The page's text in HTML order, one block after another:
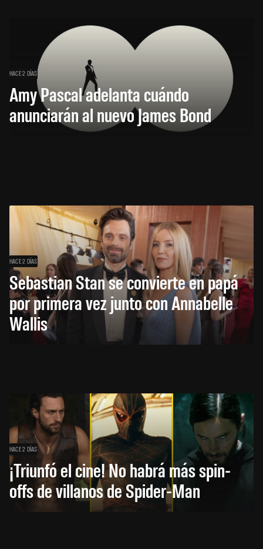
HACE 2 DÍAS
Amy Pascal adelanta cuándo
anunciarán al nuevo James Bond
HACE 2 DÍAS
Sebastian Stan se convierte en papá
por primera vez junto con Annabelle
Wallis
HACE 2 DÍAS
¡Triunfó el cine! No habrá más spin-
offs de villanos de Spider-Man